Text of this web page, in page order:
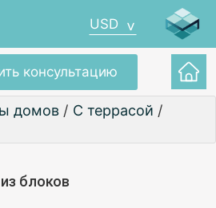
консультацию
USD
домов / С террасой /
блоков